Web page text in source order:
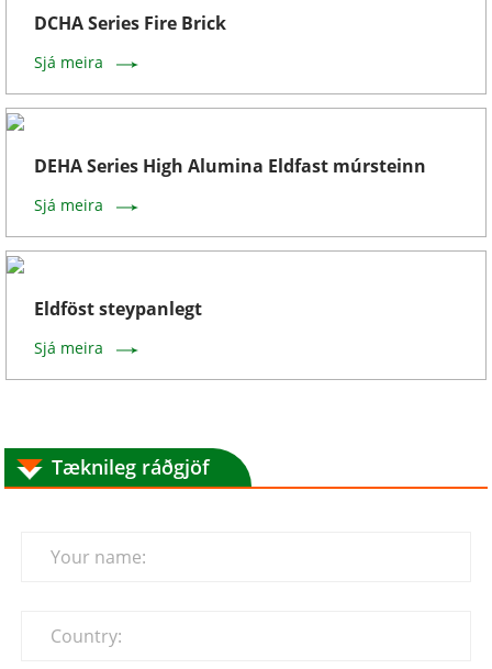
DCHA Series Fire Brick
Sjá meira
DEHA Series High Alumina Eldfast múrsteinn
Sjá meira
Eldföst steypanlegt
Sjá meira
Tæknileg ráðgjöf